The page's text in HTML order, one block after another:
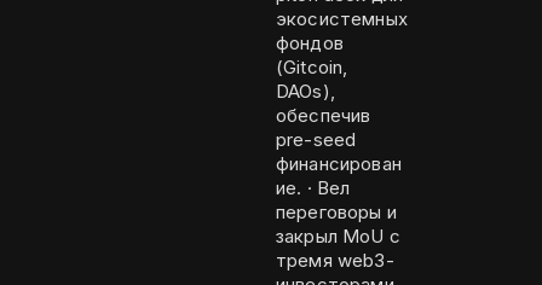
экосистемных
фондов
(Gitcoin,
DAOs),
обеспечив
pre-seed
финансирован
ие. · Вел
переговоры и
закрыл MoU с
тремя web3-